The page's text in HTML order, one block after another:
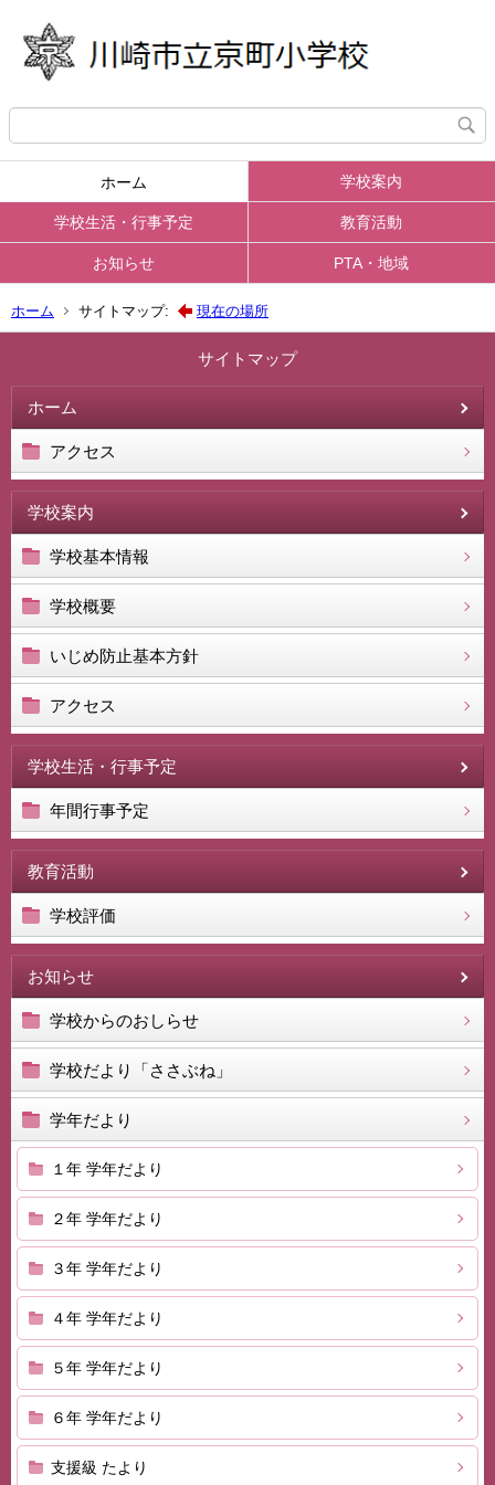
ホーム 学校案内
学校生活・行事予定 教育活動
お知らせ PTA・地域
ホーム サイトマップ: 現在の場所
サイトマップ
ホーム
アクセス
学校案内
学校基本情報
学校概要
いじめ防止基本方針
アクセス
学校生活・行事予定
年間行事予定
教育活動
学校評価
お知らせ
学校からのおしらせ
学校だより「ささぶね」
学年だより
１年 学年だより
２年 学年だより
３年 学年だより
４年 学年だより
５年 学年だより
６年 学年だより
支援級 たより